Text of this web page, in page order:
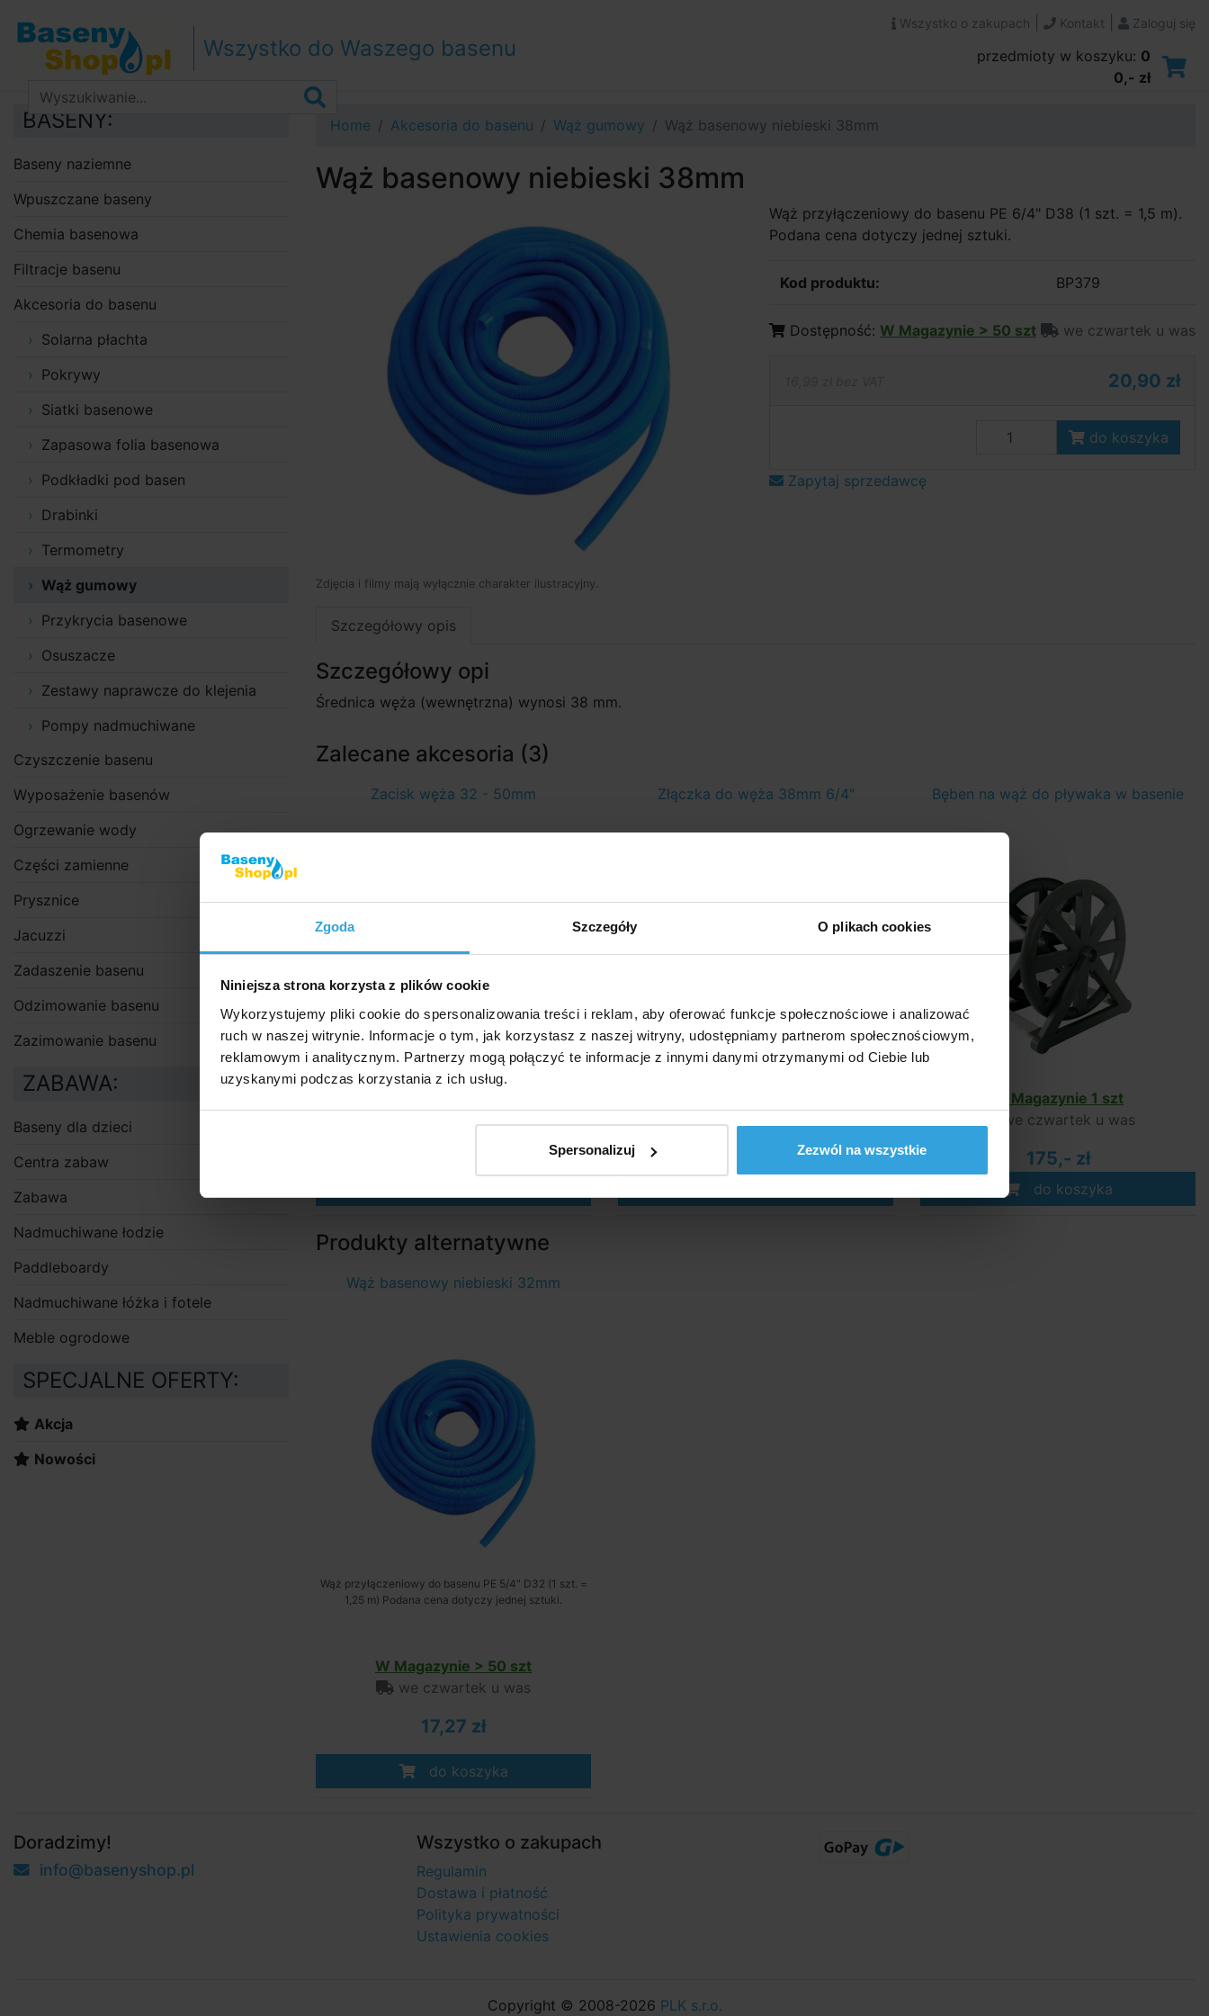
Zgoda Szczegóły O plikach cookies
Niniejsza strona korzysta z plików cookie
Wykorzystujemy pliki cookie do spersonalizowania treści i reklam, aby oferować funkcje społecznościowe i analizować
ruch w naszej witrynie. Informacje o tym, jak korzystasz z naszej witryny, udostępniamy partnerom społecznościowym,
reklamowym i analitycznym. Partnerzy mogą połączyć te informacje z innymi danymi otrzymanymi od Ciebie lub
uzyskanymi podczas korzystania z ich usług.
Spersonalizuj Zezwól na wszystkie
Przejdź do treści
Przejdź do paska bocznegoWszystko do Waszego basenu
Wszystko o zakupach Kontakt Zaloguj się
przedmioty w koszyku: 0
0,- zł
Home Akcesoria do basenu Wąż gumowy Wąż basenowy niebieski 38mm
Wąż basenowy niebieski 38mm
Zdjęcia i filmy mają wyłącznie charakter ilustracyjny.
Wąż przyłączeniowy do basenu PE 6/4" D38 (1 szt. = 1,5 m).
Podana cena dotyczy jednej sztuki.
Kod produktu: BP379
Dostępność: W Magazynie > 50 szt we czwartek u was
20,90 zł
do koszyka
Zapytaj sprzedawcę
Szczegółowy opis
Szczegółowy opi
Średnica węża (wewnętrzna) wynosi 38 mm.
Zalecane akcesoria (3)
Zacisk węża 32 - 50mm
we czwartek u was
Złączka do węża 38mm 6/4"
we czwartek u was
Bęben na wąż do pływaka w basenie
W Magazynie 1 szt
we czwartek u was
175,- zł
do koszyka
Produkty alternatywne
Wąż basenowy niebieski 32mm
Wąż przyłączeniowy do basenu PE 5/4" D32 (1 szt. =
1,25 m) Podana cena dotyczy jednej sztuki.
W Magazynie > 50 szt
we czwartek u was
17,27 zł
do koszyka
BASENY:
Baseny naziemne
Wpuszczane baseny
Chemia basenowa
Filtracje basenu
Akcesoria do basenu
Solarna płachta
Pokrywy
Siatki basenowe
Zapasowa folia basenowa
Podkładki pod basen
Drabinki
Termometry
Wąż gumowy
Przykrycia basenowe
Osuszacze
Zestawy naprawcze do klejenia
Pompy nadmuchiwane
Czyszczenie basenu
Wyposażenie basenów
Ogrzewanie wody
Części zamienne
Prysznice
Jacuzzi
Zadaszenie basenu
Odzimowanie basenu
Zazimowanie basenu
ZABAWA:
Baseny dla dzieci
Centra zabaw
Zabawa
Nadmuchiwane łodzie
Paddleboardy
Nadmuchiwane łóżka i fotele
Meble ogrodowe
SPECJALNE OFERTY:
Akcja
Nowości
Doradzimy!
info@basenyshop.pl
Wszystko o zakupach
Regulamin
Dostawa i płatność
Polityka prywatności
Ustawienia cookies
Copyright © 2008-2026 PLK s.r.o.